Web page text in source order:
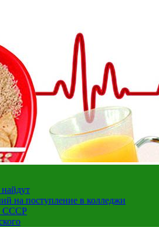
на поступление в колледжи
СССР